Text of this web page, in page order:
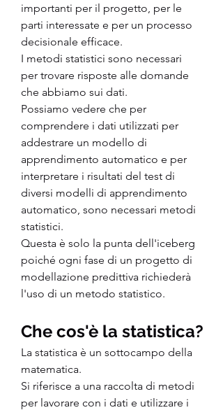
importanti per il progetto, per le
parti interessate e per un processo
decisionale efficace.
I metodi statistici sono necessari
per trovare risposte alle domande
che abbiamo sui dati.
Possiamo vedere che per
comprendere i dati utilizzati per
addestrare un modello di
apprendimento automatico e per
interpretare i risultati del test di
diversi modelli di apprendimento
automatico, sono necessari metodi
statistici.
Questa è solo la punta dell'iceberg
poiché ogni fase di un progetto di
modellazione predittiva richiederà
l'uso di un metodo statistico.
Che cos'è la statistica?
La statistica è un sottocampo della
matematica.
Si riferisce a una raccolta di metodi
per lavorare con i dati e utilizzare i